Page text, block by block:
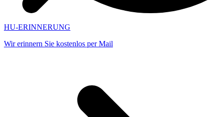
HU-ERINNERUNG
Wir erinnern Sie kostenlos per Mail